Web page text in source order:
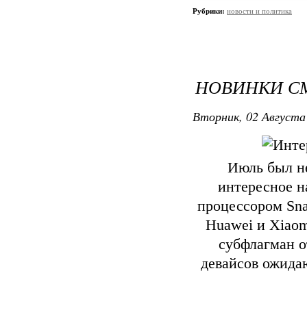
Рубрики: новости и политика
НОВИНКИ
Вторник, 02
Июль был
интересное
процессором
Huawei и
субфлагман
девайсов